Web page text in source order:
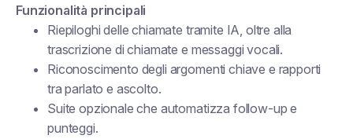
Funzionalità principali
Riepiloghi delle chiamate tramite IA, oltre alla
trascrizione di chiamate e messaggi vocali.
Riconoscimento degli argomenti chiave e rapporti
tra parlato e ascolto.
Suite opzionale che automatizza follow-up e
punteggi.